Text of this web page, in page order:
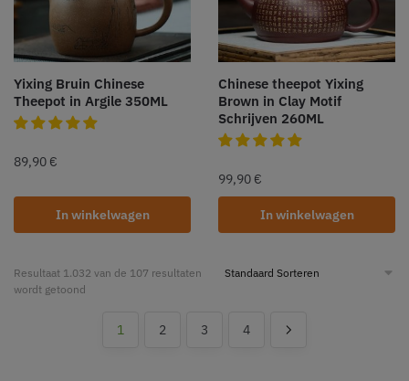
Yixing Bruin Chinese
Theepot in Argile 350ML
89,90 €
In winkelwagen
Chinese theepot Yixing
Brown in Clay Motif
Schrijven 260ML
99,90 €
In winkelwagen
Resultaat 1.032 van de 107 resultaten
wordt getoond
1 2 3 4